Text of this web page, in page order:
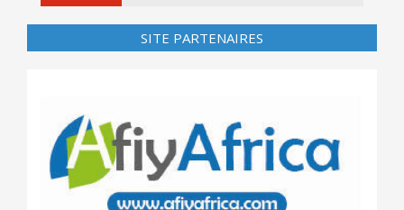
SITE PARTENAIRES